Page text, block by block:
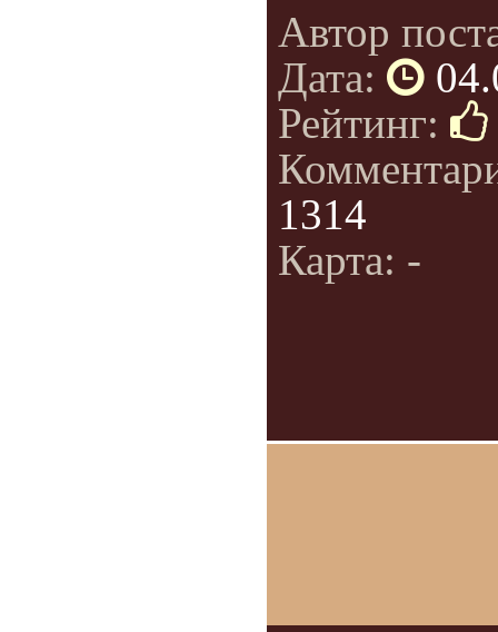
Автор
Дата:
Рейтинг:
1314
Карта: -